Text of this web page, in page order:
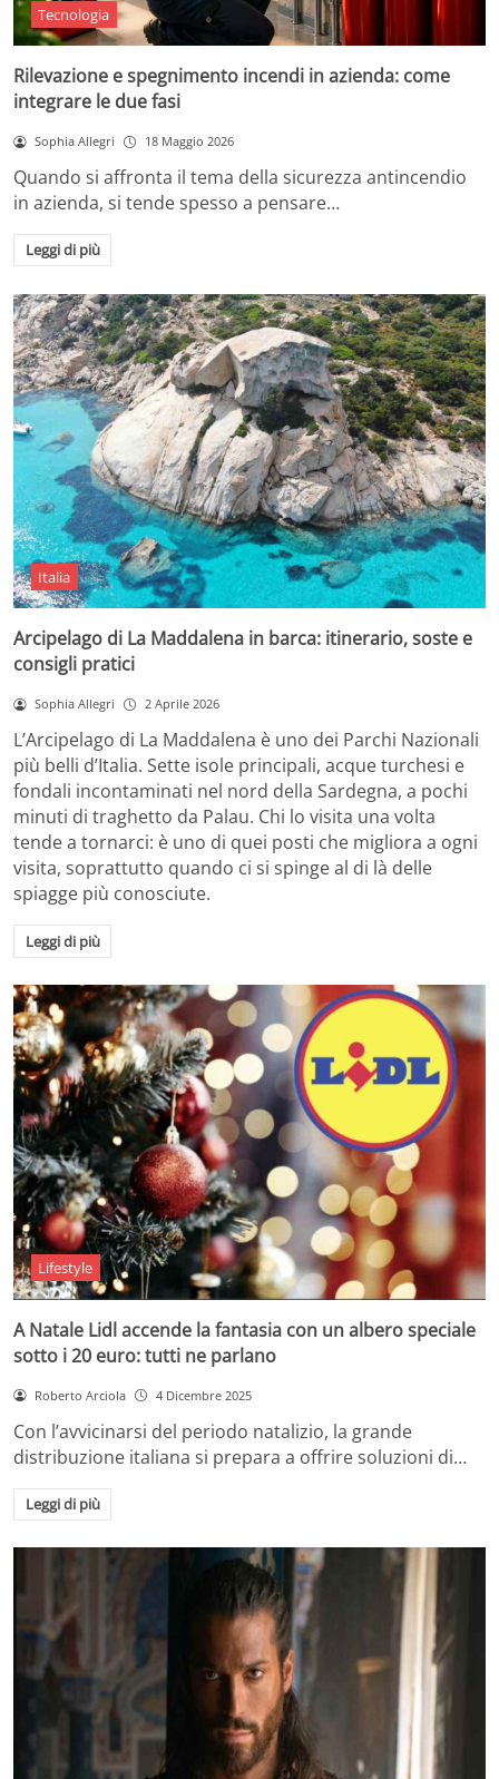
Tecnologia
Rilevazione e spegnimento incendi in azienda: come
integrare le due fasi
Sophia Allegri 18 Maggio 2026
Quando si affronta il tema della sicurezza antincendio
in azienda, si tende spesso a pensare…
Leggi di più
Italia
Arcipelago di La Maddalena in barca: itinerario, soste e
consigli pratici
Sophia Allegri 2 Aprile 2026
L’Arcipelago di La Maddalena è uno dei Parchi Nazionali
più belli d’Italia. Sette isole principali, acque turchesi e
fondali incontaminati nel nord della Sardegna, a pochi
minuti di traghetto da Palau. Chi lo visita una volta
tende a tornarci: è uno di quei posti che migliora a ogni
visita, soprattutto quando ci si spinge al di là delle
spiagge più conosciute.
Leggi di più
Lifestyle
A Natale Lidl accende la fantasia con un albero speciale
sotto i 20 euro: tutti ne parlano
Roberto Arciola 4 Dicembre 2025
Con l’avvicinarsi del periodo natalizio, la grande
distribuzione italiana si prepara a offrire soluzioni di…
Leggi di più